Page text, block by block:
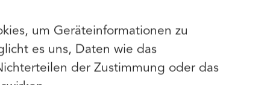
um Geräteinformationen zu
es uns, Daten wie das
der Zustimmung oder das